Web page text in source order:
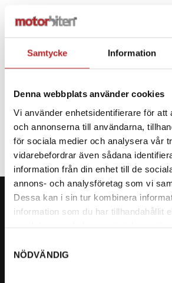
Samtycke Information
Denna webbplats använder cookies
Vi använder enhetsidentifierare för att
och annonserna till användarna,
för sociala medier och analysera vår
vidarebefordrar även sådana
information från din enhet till de
annons- och analysföretag som vi
Dessa kan i sin tur kombinera
information som du har tillhandahållit
NÖDVÄNDIG
- +
SPECIFIKATION